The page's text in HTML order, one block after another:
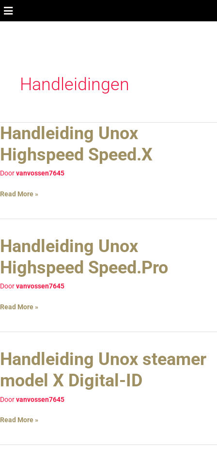
Ga
Handleidingen
Handleiding Unox
Highspeed Speed.X
Doorvanvossen7645
Handleiding
Unox
Highspeed
Speed.X
Read More »
Handleiding Unox
Highspeed Speed.Pro
Doorvanvossen7645
Handleiding
Unox
Highspeed
Speed.Pro
Read More »
Handleiding Unox steamer
model X Digital-ID
Doorvanvossen7645
Handleiding
Unox
steamer
X
Read More »